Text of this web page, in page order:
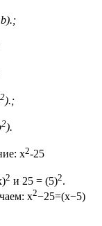
;
2).;
2).
x2-25
2 и 25 = (5)2.
x2−25=(x−5)